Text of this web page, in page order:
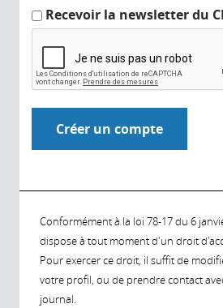
Recevoir la newsletter du
Conformément à la loi 78-17 du 6
dispose à tout moment d'un droit
Pour exercer ce droit, il suffit de
votre profil, ou de prendre contact
journal.